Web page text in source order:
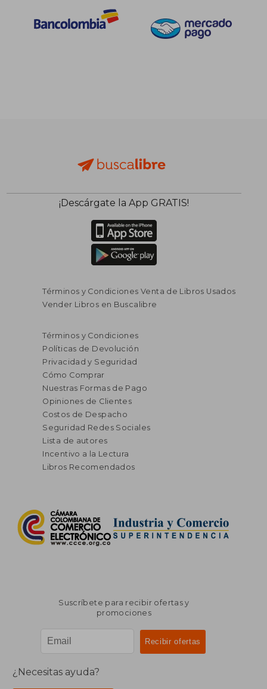
¡Descárgate la App GRATIS!
Términos y Condiciones Venta de Libros Usados
Vender Libros en Buscalibre
Términos y Condiciones
Políticas de Devolución
Privacidad y Seguridad
Cómo Comprar
Nuestras Formas de Pago
Opiniones de Clientes
Costos de Despacho
Seguridad Redes Sociales
Lista de autores
Incentivo a la Lectura
Libros Recomendados
Suscríbete para recibir ofertas y
promociones
¿Necesitas ayuda?